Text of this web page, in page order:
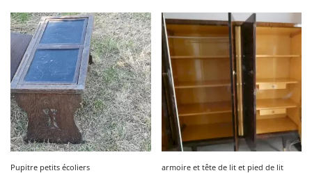
Pupitre petits écoliers armoire et tête de lit et pied de lit